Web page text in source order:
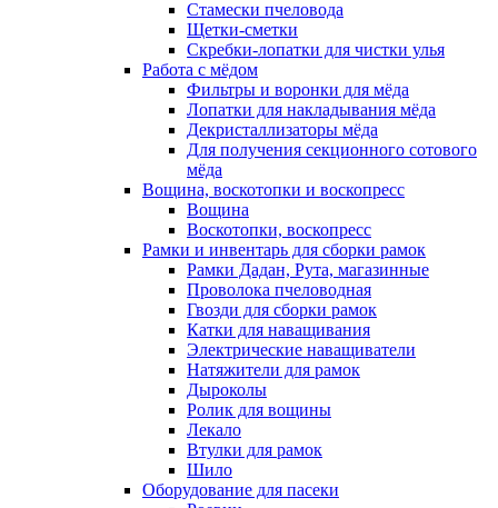
Стамески пчеловода
Щетки-сметки
Скребки-лопатки для чистки улья
Работа с мёдом
Фильтры и воронки для мёда
Лопатки для накладывания мёда
Декристаллизаторы мёда
Для получения секционного сотового
мёда
Вощина, воскотопки и воскопресс
Вощина
Воскотопки, воскопресс
Рамки и инвентарь для сборки рамок
Рамки Дадан, Рута, магазинные
Проволока пчеловодная
Гвозди для сборки рамок
Катки для наващивания
Электрические наващиватели
Натяжители для рамок
Дыроколы
Ролик для вощины
Лекало
Втулки для рамок
Шило
Оборудование для пасеки